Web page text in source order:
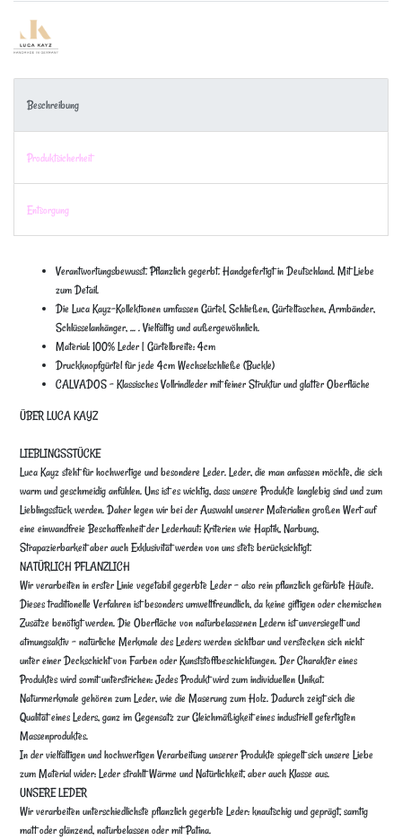
Beschreibung
Produktsicherheit
Entsorgung
Verantwortungsbewusst. Pflanzlich gegerbt. Handgefertigt in Deutschland. Mit Liebe
zum Detail.
Die Luca Kayz-Kollektionen umfassen Gürtel, Schließen, Gürteltaschen, Armbänder,
Schlüsselanhänger, ... . Vielfältig und außergewöhnlich.
Material: 100% Leder | Gürtelbreite: 4cm
Druckknopfgürtel für jede 4cm Wechselschließe (Buckle)
CALVADOS - Klassisches Vollrindleder mit feiner Struktur und glatter Oberfläche
ÜBER LUCA KAYZ
LIEBLINGSSTÜCKE
Luca Kayz steht für hochwertige und besondere Leder. Leder, die man anfassen möchte, die sich
warm und geschmeidig anfühlen. Uns ist es wichtig, dass unsere Produkte langlebig sind und zum
Lieblingsstück werden. Daher legen wir bei der Auswahl unserer Materialien großen Wert auf
eine einwandfreie Beschaffenheit der Lederhaut: Kriterien wie Haptik, Narbung,
Strapazierbarkeit aber auch Exklusivität werden von uns stets berücksichtigt.
NATÜRLICH PFLANZLICH
Wir verarbeiten in erster Linie vegetabil gegerbte Leder – also rein pflanzlich gefärbte Häute.
Dieses traditionelle Verfahren ist besonders umweltfreundlich, da keine giftigen oder chemischen
Zusätze benötigt werden. Die Oberfläche von naturbelassenen Ledern ist unversiegelt und
atmungsaktiv – natürliche Merkmale des Leders werden sichtbar und verstecken sich nicht
unter einer Deckschicht von Farben oder Kunststoffbeschichtungen. Der Charakter eines
Produktes wird somit unterstrichen: Jedes Produkt wird zum individuellen Unikat.
Naturmerkmale gehören zum Leder, wie die Maserung zum Holz. Dadurch zeigt sich die
Qualität eines Leders, ganz im Gegensatz zur Gleichmäßigkeit eines industriell gefertigten
Massenproduktes.
In der vielfältigen und hochwertigen Verarbeitung unserer Produkte spiegelt sich unsere Liebe
zum Material wider: Leder strahlt Wärme und Natürlichkeit, aber auch Klasse aus.
UNSERE LEDER
Wir verarbeiten unterschiedlichste pflanzlich gegerbte Leder: knautschig und geprägt, samtig
matt oder glänzend, naturbelassen oder mit Patina.